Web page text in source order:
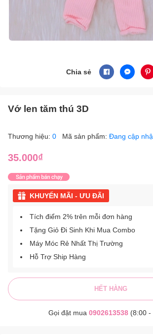
Chia sẻ
Vớ len tăm thú 3D
Thương hiệu: 0 Mã sản phẩm: Đang cập
35.000₫
KHUYẾN MÃI - ƯU ĐÃI
Tích điểm 2% trên mỗi đơn hàng
Tặng Giỏ Đi Sinh Khi Mua Combo
Máy Móc Rẻ Nhất Thị Trường
Hỗ Trợ Ship Hàng
HẾT HÀNG
Gọi đặt mua 0902613538(8:00 -